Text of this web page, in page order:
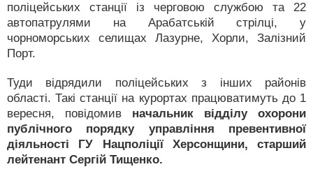
поліцейських станції із черговою службою та 22
автопатрулями на Арабатській стрілці, у
чорноморських селищах Лазурне, Хорли, Залізний
Порт.
Туди відрядили поліцейських з інших районів
області. Такі станції на курортах працюватимуть до 1
вересня, повідомив начальник відділу охорони
публічного порядку управління превентивної
діяльності ГУ Нацполіції Херсонщини, старший
лейтенант Сергій Тищенко.